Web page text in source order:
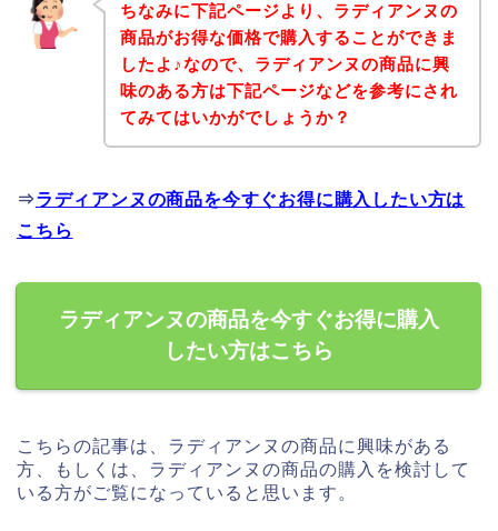
ちなみに下記ページより、ラディアンヌの
商品がお得な価格で購入することができま
したよ♪なので、ラディアンヌの商品に興
味のある方は下記ページなどを参考にされ
てみてはいかがでしょうか？
⇒ラディアンヌの商品を今すぐお得に購入したい方は
こちら
ラディアンヌの商品を今すぐお得に購入
したい方はこちら
こちらの記事は、ラディアンヌの商品に興味がある
方、もしくは、ラディアンヌの商品の購入を検討して
いる方がご覧になっていると思います。